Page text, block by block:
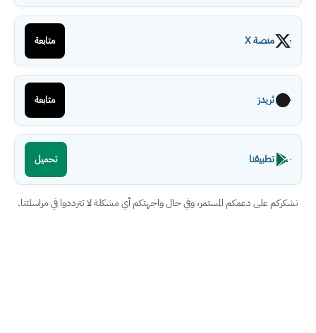
منصة X متابعة
ثريدز متابعة
تطبيقنا تحميل
نشكركم على دعمكم المستمر، وفي حال واجهتكم أي مشكلة لا تترددوا في مراسلتنا.